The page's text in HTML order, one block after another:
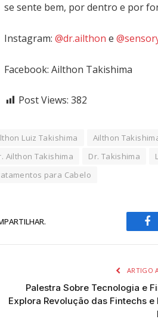
se sente bem, por dentro e por
Instagram:@dr.ailthon e
Facebook: Ailthon Takishima
Post Views: 382
Luiz Takishima Ailthon
Ailthon Takishima
Dr. Takishima
para Cabelo
ARTIGO
Palestra Sobre Tecnologia e
Explora Revolução das Fintechs e